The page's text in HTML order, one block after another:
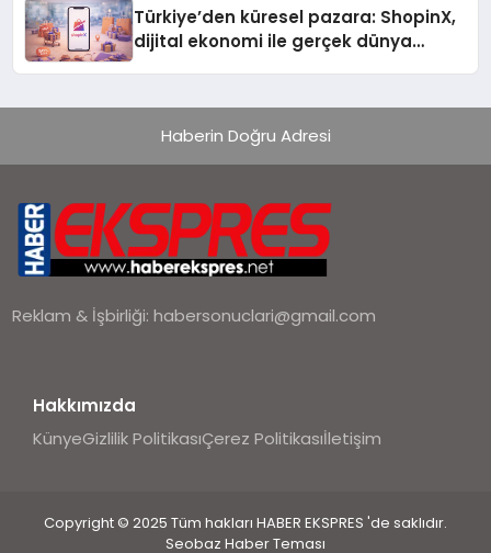
Türkiye’den küresel pazara: ShopinX,
dijital ekonomi ile gerçek dünya
Haberin Doğru Adresi
Reklam & İşbirliği:habersonuclari@gmail.com
Hakkımızda
KünyeGizlilik PolitikasıÇerez Politikasıİletişim
Copyright © 2025 Tüm hakları HABER EKSPRES 'de saklıdır.
Seobaz Haber Teması